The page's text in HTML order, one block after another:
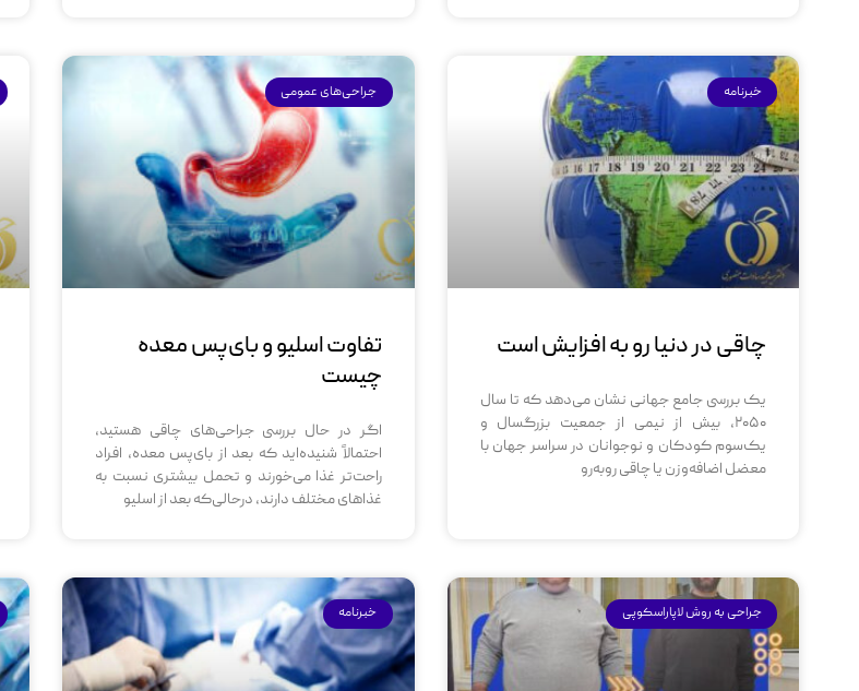
خبرنامه
چاقی در دنیا رو به افزایش است
یک بررسی جامع جهانی نشان می‌دهد که تا سال
۲۰۵۰، بیش از نیمی از جمعیت بزرگسال و
یک‌سوم کودکان و نوجوانان در سراسر جهان با
معضل اضافه‌وزن یا چاقی روبه‌رو
جراحی‌های عمومی
تفاوت اسلیو و بای‌پس معده
چیست
اگر در حال بررسی جراحی‌های چاقی هستید،
احتمالاً شنیده‌اید که بعد از بای‌پس معده، افراد
راحت‌تر غذا می‌خورند و تحمل بیشتری نسبت به
غذاهای مختلف دارند، درحالی‌که بعد از اسلیو
جراحی به روش لاپاراسکوپی خبرنامه